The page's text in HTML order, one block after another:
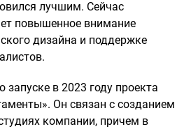
лучшим. Сейчас
повышенное внимание
дизайна и поддержке
в 2023 году проекта
Он связан с созданием
компании, причем в